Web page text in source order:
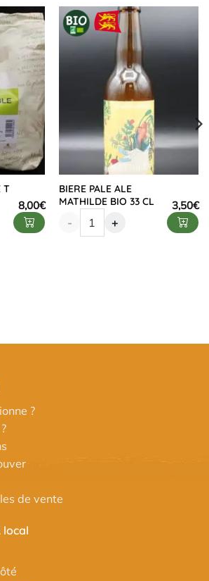
T
8,00€
BIERE PALE ALE
MATHILDE BIO 33 CL
3,50€
-
+
?
de vente
local